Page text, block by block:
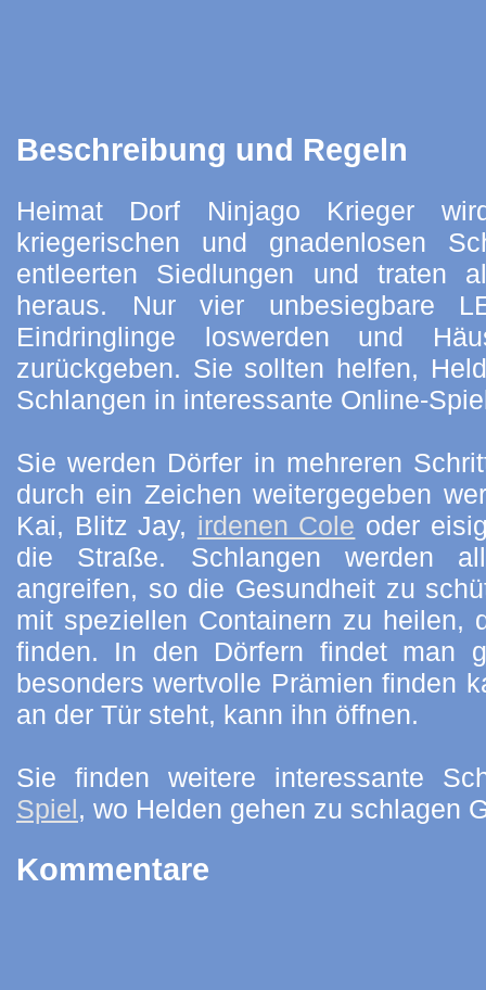
Beschreibung und Regeln
Heimat Dorf Ninjago Krieger
kriegerischen und gnadenlosen
entleerten Siedlungen und traten
heraus. Nur vier unbesiegbare
Eindringlinge loswerden und
zurückgeben. Sie sollten helfen,
Schlangen in interessante Online-
Sie werden Dörfer in mehreren
durch ein Zeichen weitergegeben
Kai, Blitz Jay, irdenen Cole oder
die Straße. Schlangen werden
angreifen, so die Gesundheit zu
mit speziellen Containern zu heilen,
finden. In den Dörfern findet man
besonders wertvolle Prämien finden
an der Tür steht, kann ihn öffnen.
Sie finden weitere interessante
Spiel, wo Helden gehen zu schlagen
Kommentare